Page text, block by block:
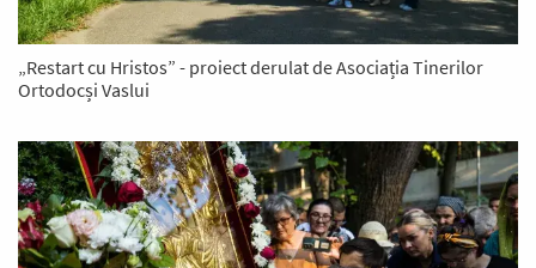
„Restart cu Hristos” - proiect derulat de Asociația Tinerilor
Ortodocși Vaslui